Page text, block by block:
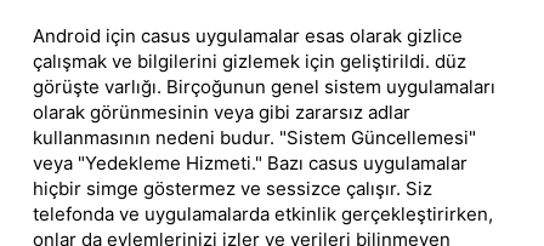
Android için casus uygulamalar esas olarak gizlice
çalışmak ve bilgilerini gizlemek için geliştirildi. düz
görüşte varlığı. Birçoğunun genel sistem uygulamaları
olarak görünmesinin veya gibi zararsız adlar
kullanmasının nedeni budur. "Sistem Güncellemesi"
veya "Yedekleme Hizmeti." Bazı casus uygulamalar
hiçbir simge göstermez ve sessizce çalışır. Siz
telefonda ve uygulamalarda etkinlik gerçekleştirirken,
onlar da eylemlerinizi izler ve verileri bilinmeyen